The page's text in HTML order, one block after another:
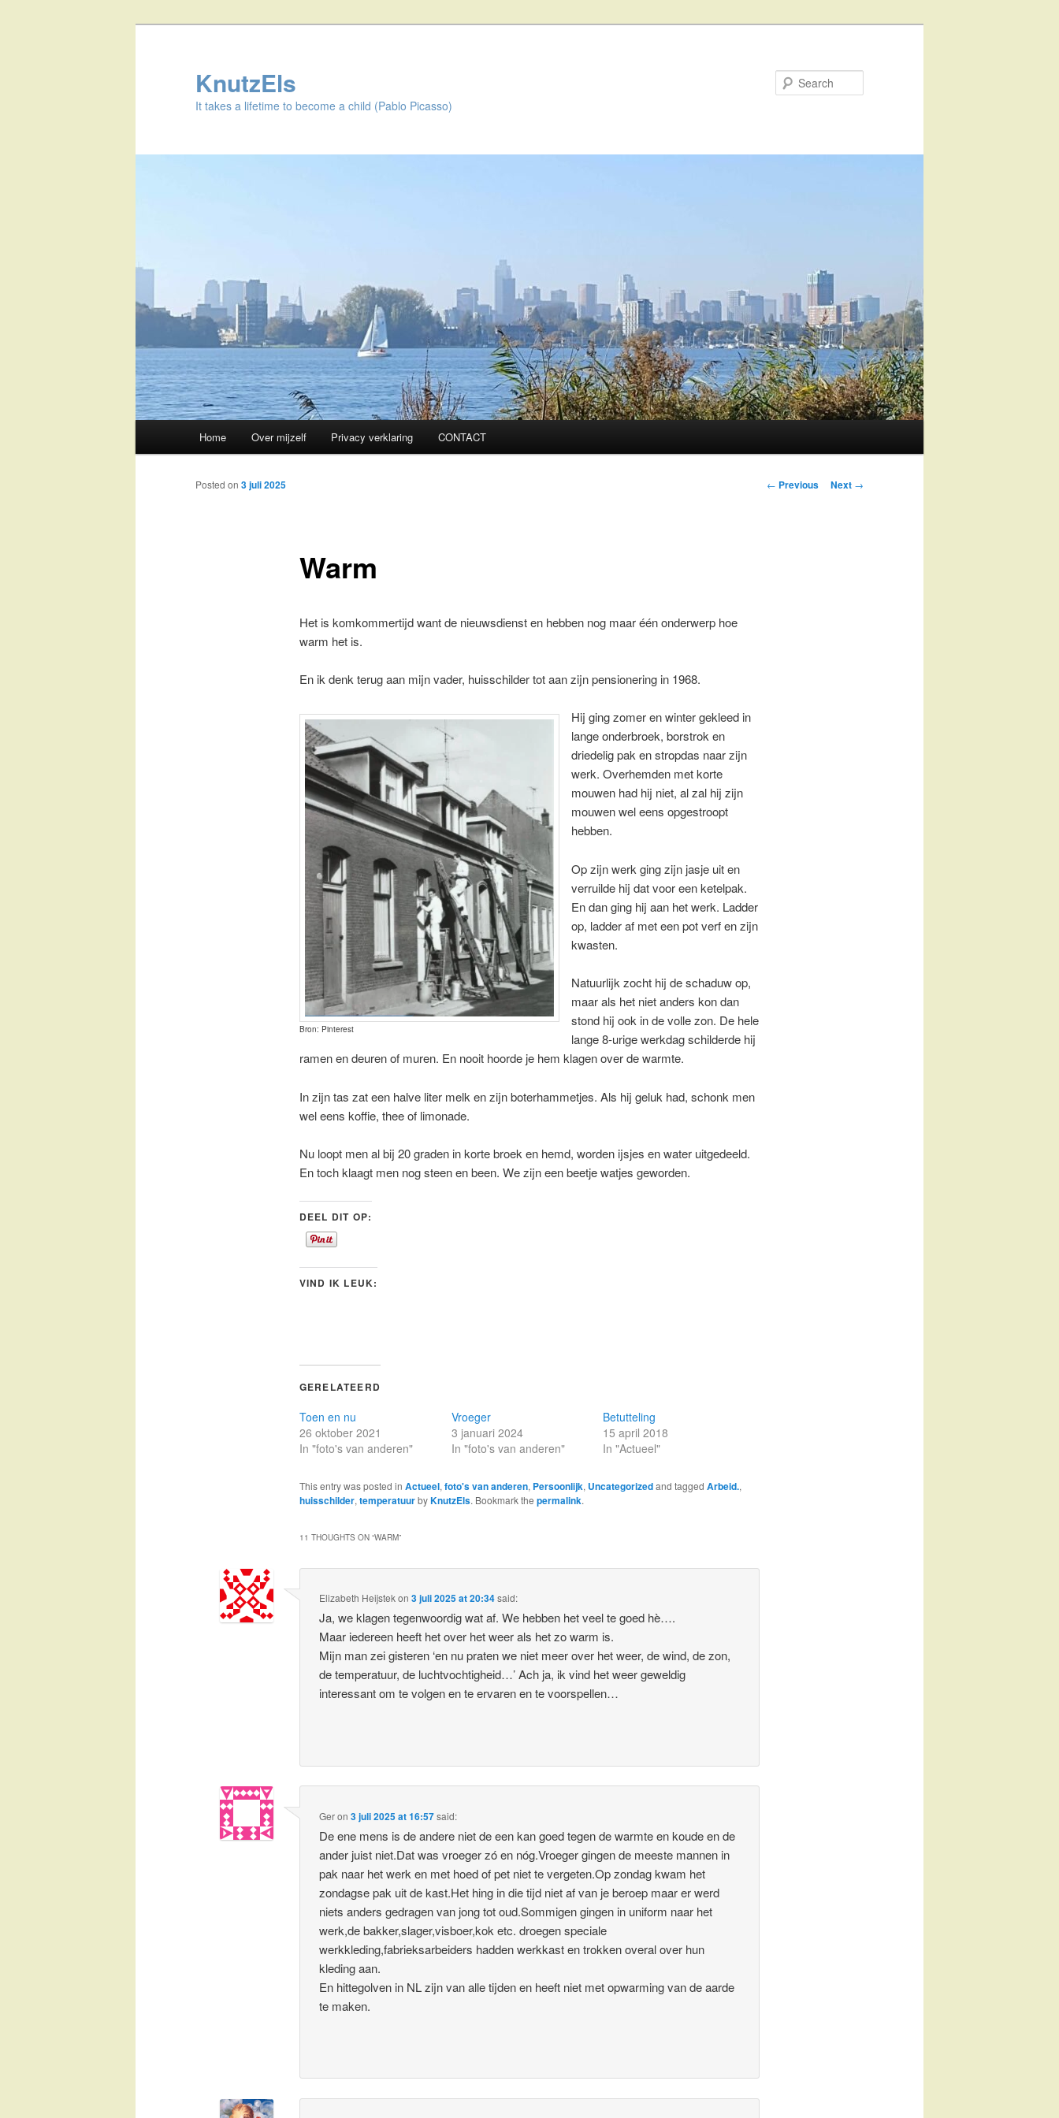
KnutzEls
It takes a lifetime to become a child (Pablo Picasso)
Skip
to
Home Over mijzelf Privacy verklaring CONTACT
Post
← Previous Next →
Warm
Posted on 3 juli 2025
Het is komkommertijd want de nieuwsdienst en hebben nog maar één onderwerp hoe
warm het is.
En ik denk terug aan mijn vader, huisschilder tot aan zijn pensionering in 1968.
Bron: Pinterest
Hij ging zomer en winter gekleed in
lange onderbroek, borstrok en
driedelig pak en stropdas naar zijn
werk. Overhemden met korte
mouwen had hij niet, al zal hij zijn
mouwen wel eens opgestroopt
hebben.
Op zijn werk ging zijn jasje uit en
verruilde hij dat voor een ketelpak.
En dan ging hij aan het werk. Ladder
op, ladder af met een pot verf en zijn
kwasten.
Natuurlijk zocht hij de schaduw op,
maar als het niet anders kon dan
stond hij ook in de volle zon. De hele
lange 8-urige werkdag schilderde hij
ramen en deuren of muren. En nooit hoorde je hem klagen over de warmte.
In zijn tas zat een halve liter melk en zijn boterhammetjes. Als hij geluk had, schonk men
wel eens koffie, thee of limonade.
Nu loopt men al bij 20 graden in korte broek en hemd, worden ijsjes en water uitgedeeld.
En toch klaagt men nog steen en been. We zijn een beetje watjes geworden.
DEEL DIT OP:
VIND IK LEUK:
GERELATEERD
Toen en nu
26 oktober 2021
In "foto's van anderen"
Vroeger
3 januari 2024
In "foto's van anderen"
Betutteling
15 april 2018
In "Actueel"
This entry was posted in Actueel, foto's van anderen, Persoonlijk, Uncategorizedand tagged Arbeid.,
huisschilder, temperatuurbyKnutzEls. Bookmark the permalink.
11 THOUGHTS ON “WARM”
Elizabeth Heijstekon3 juli 2025 at 20:34said:
Ja, we klagen tegenwoordig wat af. We hebben het veel te goed hè….
Maar iedereen heeft het over het weer als het zo warm is.
Mijn man zei gisteren ‘en nu praten we niet meer over het weer, de wind, de zon,
de temperatuur, de luchtvochtigheid…’ Ach ja, ik vind het weer geweldig
interessant om te volgen en te ervaren en te voorspellen…
Geron3 juli 2025 at 16:57said:
De ene mens is de andere niet de een kan goed tegen de warmte en koude en de
ander juist niet.Dat was vroeger zó en nóg.Vroeger gingen de meeste mannen in
pak naar het werk en met hoed of pet niet te vergeten.Op zondag kwam het
zondagse pak uit de kast.Het hing in die tijd niet af van je beroep maar er werd
niets anders gedragen van jong tot oud.Sommigen gingen in uniform naar het
werk,de bakker,slager,visboer,kok etc. droegen speciale
werkkleding,fabrieksarbeiders hadden werkkast en trokken overal over hun
kleding aan.
En hittegolven in NL zijn van alle tijden en heeft niet met opwarming van de aarde
te maken.